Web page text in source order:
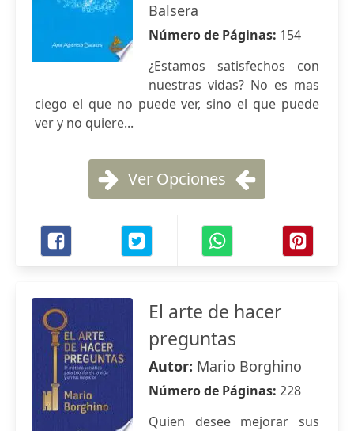
Balsera
Número de Páginas: 154
¿Estamos satisfechos con
nuestras vidas? No es mas
ciego el que no puede ver, sino el que puede
ver y no quiere...
Ver Opciones
El arte de hacer
preguntas
Autor: Mario Borghino
Número de Páginas: 228
Quien desee mejorar sus